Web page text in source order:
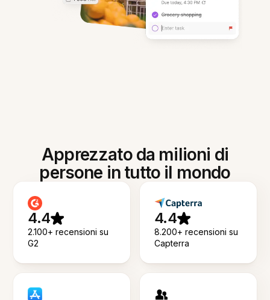
Apprezzato da milioni di
persone in tutto il mondo
4.4
2.100+ recensioni su
G2
4.4
8.200+ recensioni su
Capterra